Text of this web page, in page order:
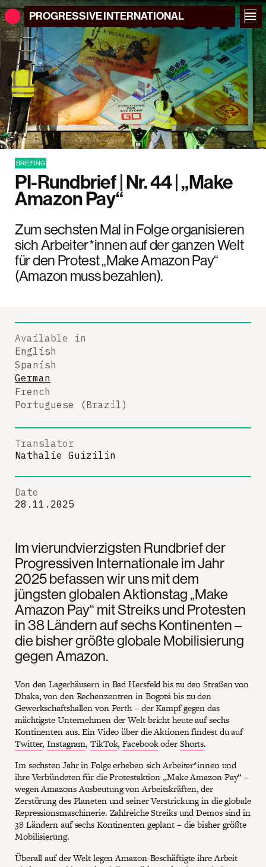
PROGRESSIVEINTERNATIONAL
BRIEFING
PI-Rundbrief | Nr. 44 | „Make
Amazon Pay“
Zum sechsten Mal in Folge organisieren
sich Arbeiter*innen auf der ganzen Welt
für den Protest „Make Amazon Pay“
(Amazon muss bezahlen).
Im vierundvierzigsten Rundbrief der
Progressiven Internationale im Jahr
2025 befassen wir uns mit dem
jüngsten globalen Aktionstag „Make
Amazon Pay“ mit Streiks und Protesten
in 38 Ländern auf sechs Kontinenten –
die bisher größte globale Mobilisierung
gegen Amazon.
Von den Lagerhäusern in Bad Hersfeld bis zu den Straßen von
Dhaka, von den Rechenzentren in Bogotá bis zu den
Gewerkschaftshallen von Perth – der Kampf gegen das
mächtigste Unternehmen der Welt bricht heute auf sechs
Kontinenten aus. Ein Video über die Aktionen findest du auf
Twitter,Instagram,TikTok,FacebookoderShorts.
Im sechsten Jahr in Folge erheben sich Arbeiter*innen und
ihre Verbündeten für die Protestaktion „Make Amazon Pay“ –
wegen Amazons Ausbeutung von Arbeitskräften, der
Zerstörung des Planeten und seiner Verstrickung in die globale
Repressionsmaschinerie. Zahlreiche Streiks und Demos sind in
38 Ländern auf sechs Kontinenten geplant – die bisher größte
Mobilisierung.
Überall auf der Welt legen Amazon-Beschäftigte ihre Arbeit
Available in
English
Spanish
German
French
Portuguese (Brazil)
Translator
Nathalie Guizilin
Date
28.11.2025